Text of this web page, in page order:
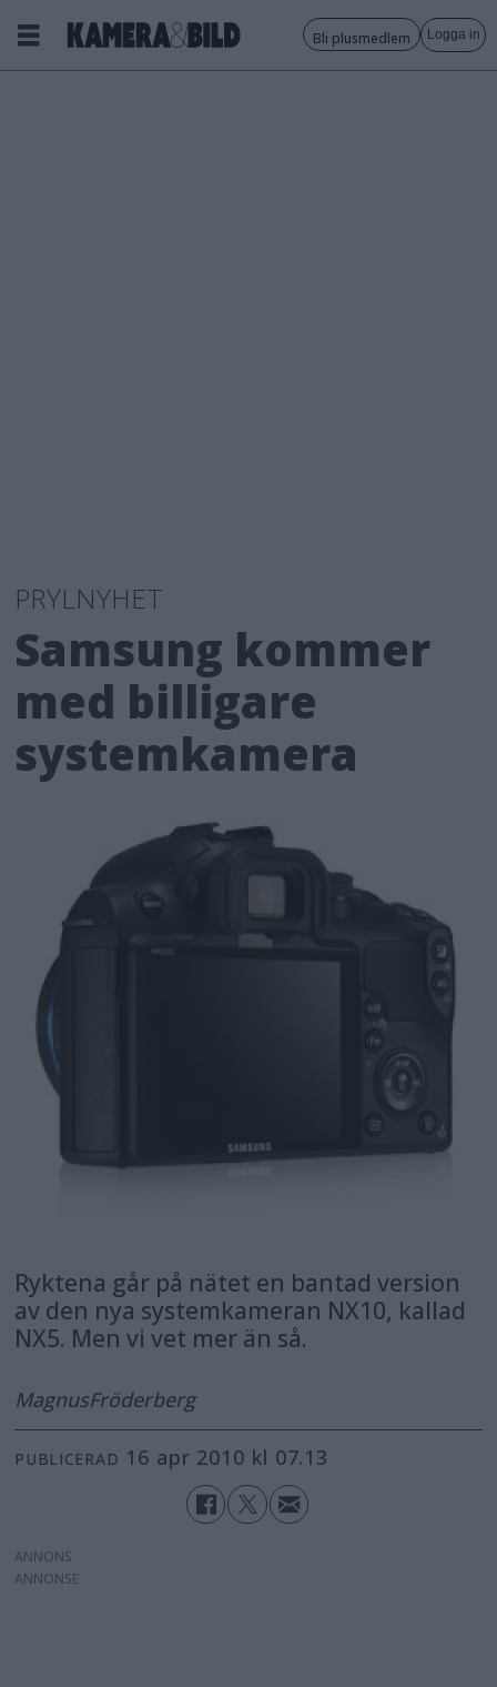
Bli plusmedlem Logga in
PRYLNYHET
Samsung kommer
med billigare
systemkamera
Ryktena går på nätet en bantad version
av den nya systemkameran NX10, kallad
NX5. Men vi vet mer än så.
MagnusFröderberg
PUBLICERAD 16 apr 2010 kl 07.13
ANNONS